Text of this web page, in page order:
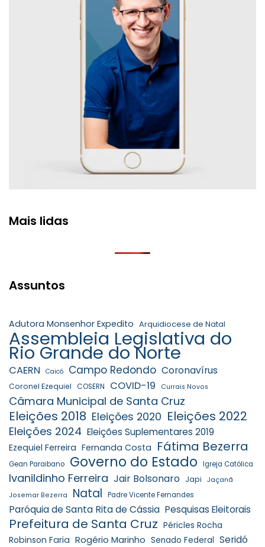
Mais lidas
Assuntos
Adutora Monsenhor Expedito Arquidiocese de Natal
Assembleia Legislativa do
Rio Grande do Norte
CAERN Caicó Campo Redondo Coronavírus
Coronel Ezequiel COSERN COVID-19 Currais Novos
Câmara Municipal de Santa Cruz
Eleições 2018 Eleições 2020 Eleições 2022
Eleições 2024 Eleições Suplementares 2019
Ezequiel Ferreira Fernanda Costa Fátima Bezerra
Gean Paraibano Governo do Estado Igreja Católica
Ivanildinho Ferreira Jair Bolsonaro Japi Jaçanã
Josemar Bezerra Natal Padre Vicente Fernandes
Paróquia de Santa Rita de Cássia Pesquisas Eleitorais
Prefeitura de Santa Cruz Péricles Rocha
Robinson Faria Rogério Marinho Senado Federal Seridó